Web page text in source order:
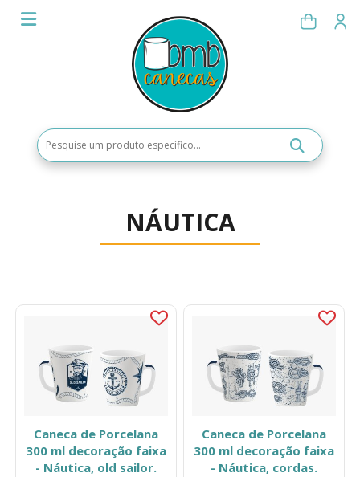
NÁUTICA
Caneca de Porcelana
300 ml decoração faixa
- Náutica, old sailor.
Caneca de Porcelana
300 ml decoração faixa
- Náutica, cordas.